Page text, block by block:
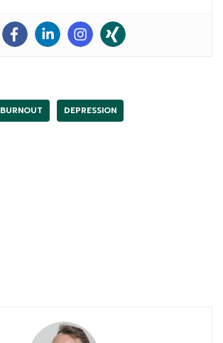
BURNOUT DEPRESSION